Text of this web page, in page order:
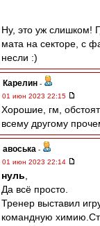
Ну, это уж слишком!
мата на секторе, с
несли :)
Карелин -
01 июн 2023 22:15
Хорошие, гм,
всему другому
авоська -
01 июн 2023 22:14
нуль
Да всё просто.
Тренер выставил
командную